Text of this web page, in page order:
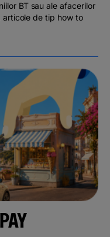
BT sau ale afacerilor
articole de tip how to